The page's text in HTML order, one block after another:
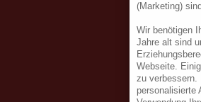
(Marketing)
Wir benötigen
Jahre alt sind
Webseite.
zu verbessern.
personalisierte